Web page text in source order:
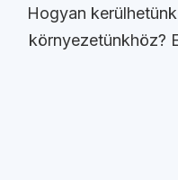
Hogyan
környezetünkhöz?